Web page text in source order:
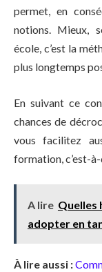
permet, en
notions. Mieux,
école, c’est la
plus longtemps
En suivant ce
chances de
vous facilitez
formation, c’est-
A lire Quelles
adopter en
À lire aussi :